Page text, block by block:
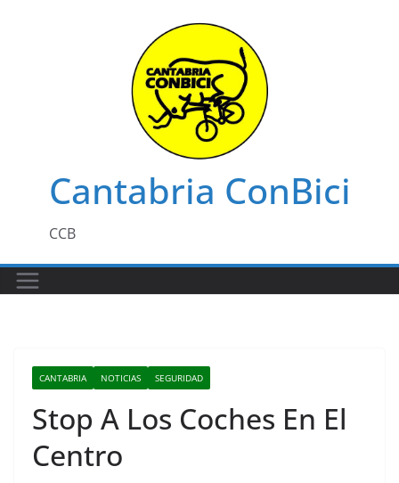
Cantabria ConBici
CCB
CANTABRIA NOTICIAS SEGURIDAD
Stop A Los Coches En El
Centro